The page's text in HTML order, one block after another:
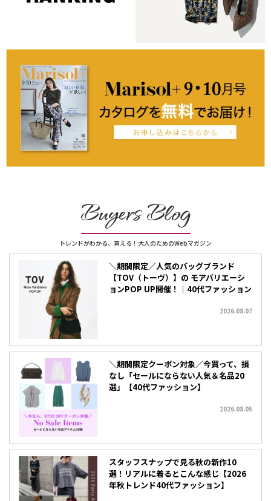
Buyers Blog
トレンドがわかる、買える！大人のためのWebマガジン
＼期間限定／人気のバッグブランド
【TOV（トーヴ）】の モアバリエーシ
ョンPOP UP開催！｜40代ファッション
2026.08.07
＼期間限定クーポン対象／今買って、損
なし「セールにならない人気＆名品20
選」【40代ファッション】
2026.08.05
スタッフスナップで見る秋の新作10
選！リアルに着るとこんな感じ【2026
年秋トレンド40代ファッション】